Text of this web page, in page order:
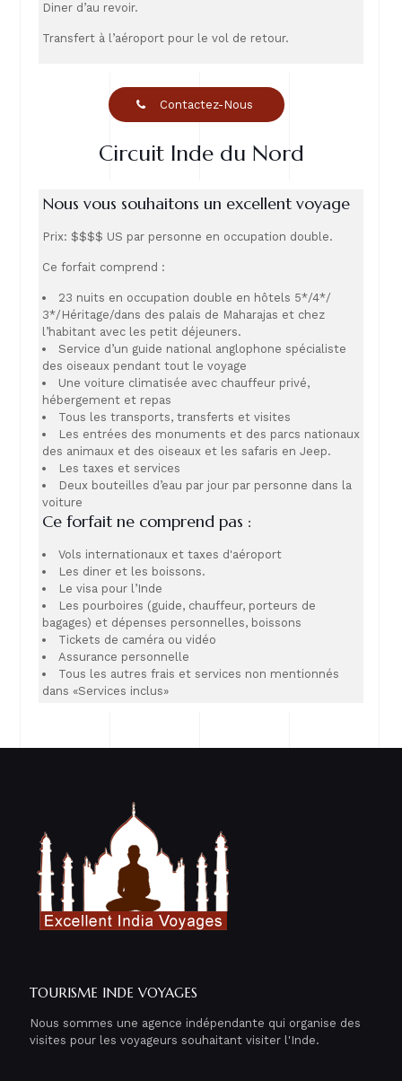
Diner d’au revoir.
Transfert à l’aéroport pour le vol de retour.
Contactez-Nous
Circuit Inde du Nord
Nous vous souhaitons un excellent voyage
Prix: $$$$ US par personne en occupation double.
Ce forfait comprend :
23 nuits en occupation double en hôtels 5*/4*/
3*/Héritage/dans des palais de Maharajas et chez
l’habitant avec les petit déjeuners.
Service d’un guide national anglophone spécialiste
des oiseaux pendant tout le voyage
Une voiture climatisée avec chauffeur privé,
hébergement et repas
Tous les transports, transferts et visites
Les entrées des monuments et des parcs nationaux
des animaux et des oiseaux et les safaris en Jeep.
Les taxes et services
Deux bouteilles d’eau par jour par personne dans la
voiture
Ce forfait ne comprend pas :
Vols internationaux et taxes d'aéroport
Les diner et les boissons.
Le visa pour l’Inde
Les pourboires (guide, chauffeur, porteurs de
bagages) et dépenses personnelles, boissons
Tickets de caméra ou vidéo
Assurance personnelle
Tous les autres frais et services non mentionnés
dans «Services inclus»
TOURISME INDE VOYAGES
Nous sommes une agence indépendante qui organise des
visites pour les voyageurs souhaitant visiter l'Inde.